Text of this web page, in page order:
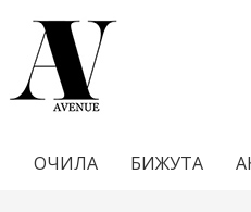
ОЧИЛА БИЖУТА